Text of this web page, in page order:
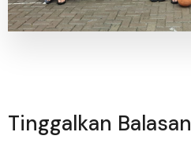
Tinggalkan Balasan